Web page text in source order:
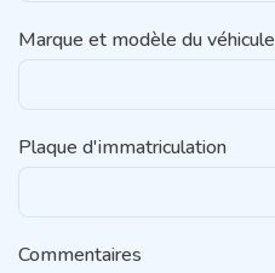
Marque et modèle du véhicule
Plaque d'immatriculation
Commentaires